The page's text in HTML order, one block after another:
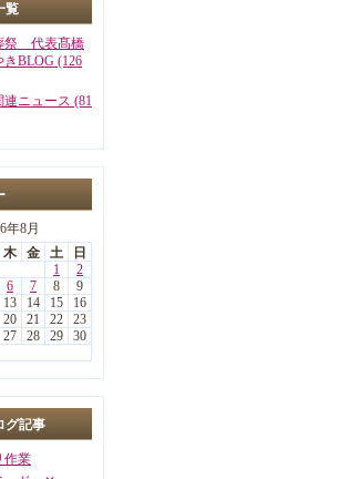
覧
祭 代表髙橋
BLOG (126
連ニュース (81
年8月
木 金 土
日
1
2
6 7 8
9
13 14 15
16
20 21 22
23
27 28 29
30
グ記事
作業